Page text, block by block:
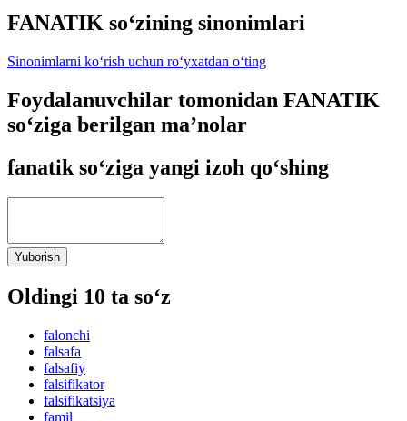
FANATIK so‘zining sinonimlari
Sinonimlarni ko‘rish uchun ro‘yxatdan o‘ting
Foydalanuvchilar tomonidan FANATIK
so‘ziga berilgan ma’nolar
fanatik so‘ziga yangi izoh qo‘shing
Yuborish
Oldingi 10 ta so‘z
falonchi
falsafa
falsafiy
falsifikator
falsifikatsiya
famil